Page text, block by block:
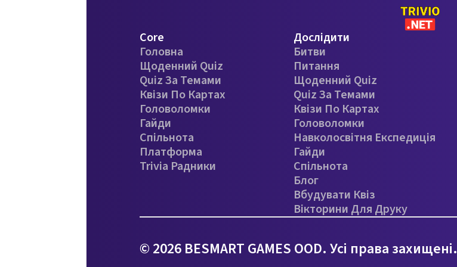
Core
Головна
Щоденний Quiz
Quiz За Темами
Квізи По Картах
Головоломки
Гайди
Спільнота
Платформа
Trivia Радники
Дослідити
Битви
Питання
Щоденний Quiz
Quiz За Темами
Квізи По Картах
Головоломки
Навколосвітня Експедиція
Гайди
Спільнота
Блог
Вбудувати Квіз
Вікторини Для Друку
© 2026 BESMART GAMES OOD. Усі права захищені.